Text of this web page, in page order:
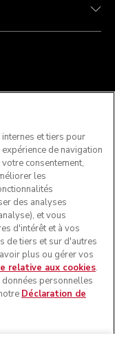
et tiers pour
de navigation
consentement,
les
des analyses
et vous
d'intérêt et à vos
de tiers et sur d'autres
plus ou gérer vos
relative aux cookies.
personnelles
Déclaration de